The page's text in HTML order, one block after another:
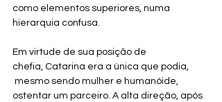
como elementos superiores, numa
hierarquia confusa.
Em virtude de sua posição de
chefia, Catarina era a única que podia,
mesmo sendo mulher e humanóide,
ostentar um parceiro. A alta direção, após